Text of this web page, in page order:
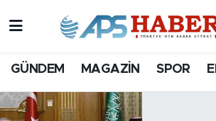
GÜNDEM MAGAZİN SPOR